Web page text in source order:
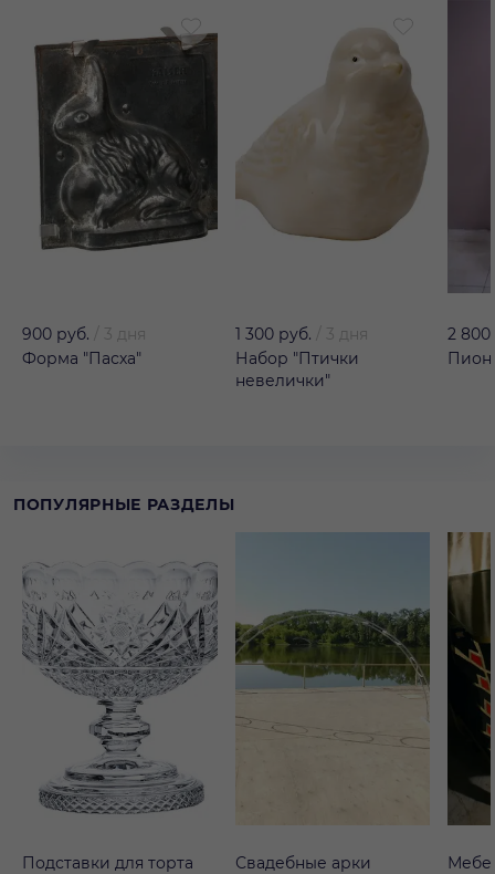
900 руб.
3 дня
Форма "Пасха"
1 300 руб.
3 дня
Набор "Птички
невелички"
2 800
Пион
ПОПУЛЯРНЫЕ РАЗДЕЛЫ
Подставки для торта Свадебные арки